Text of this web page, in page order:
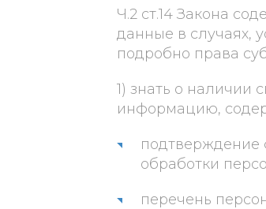
Ч.2 ст.14 Закона
данные в случаях,
подробно права
1) знать о наличии
информацию,
подтверждение
обработки
перечень